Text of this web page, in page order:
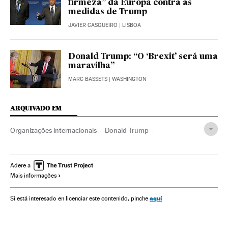
firmeza” da Europa contra as
medidas de Trump
JAVIER CASQUEIRO | LISBOA
Donald Trump: “O ‘Brexit’ será uma
maravilha”
MARC BASSETS | WASHINGTON
ARQUIVADO EM
Organizações internacionais Donald Trump
Embaixadas Acordos internacionais
Relações internacionais
Relações exteriores Rex Tillerson
Adere a
Mais informações
Si está interesado en licenciar este contenido, pinche aquí